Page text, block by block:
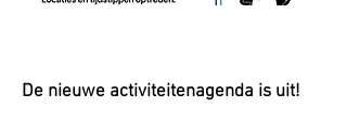
De nieuwe activiteitenagenda is uit!